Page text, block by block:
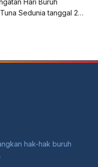
Sedunia tanggal 2
hak-hak buruh